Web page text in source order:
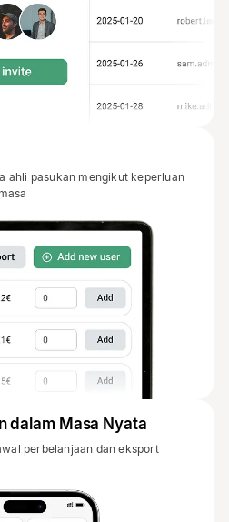
ahli pasukan mengikut keperluan
dalam Masa Nyata
perbelanjaan dan eksport